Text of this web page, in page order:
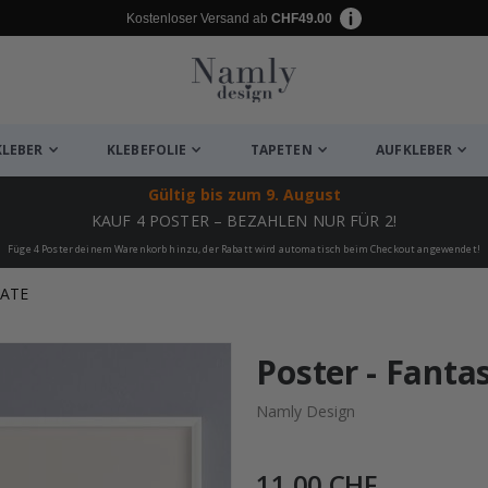
Kostenloser Versand ab CHF49.00
KLEBEFOLIE TAPETEN AUFKLEBER
Gültig bis zum 9. August
KAUF 4 POSTER – BEZAHLEN NUR FÜR 2!
Füge 4 Poster deinem Warenkorb hinzu, der Rabatt wird automatisch beim Checkout angewendet!
Poster -
Namly Design